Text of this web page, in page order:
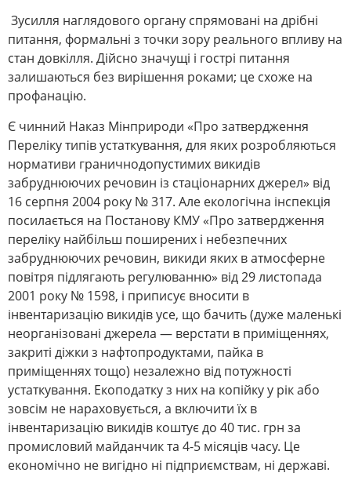
Зусилля наглядового органу спрямовані на дрібні
питання, формальні з точки зору реального впливу на
стан довкілля. Дійсно значущі і гострі питання
залишаються без вирішення роками; це схоже на
профанацію.
Є чинний Наказ Мінприроди «Про затвердження
Переліку типів устаткування, для яких розробляються
нормативи граничнодопустимих викидів
забруднюючих речовин із стаціонарних джерел» від
16 серпня 2004 року № 317. Але екологічна інспекція
посилається на Постанову КМУ «Про затвердження
переліку найбільш поширених і небезпечних
забруднюючих речовин, викиди яких в атмосферне
повітря підлягають регулюванню» від 29 листопада
2001 року № 1598, і приписує вносити в
інвентаризацію викидів усе, що бачить (дуже маленькі
неорганізовані джерела — верстати в приміщеннях,
закриті діжки з нафтопродуктами, пайка в
приміщеннях тощо) незалежно від потужності
устаткування. Екоподатку з них на копійку у рік або
зовсім не нараховується, а включити їх в
інвентаризацію викидів коштує до 40 тис. грн за
промисловий майданчик та 4-5 місяців часу. Це
економічно не вигідно ні підприємствам, ні державі.